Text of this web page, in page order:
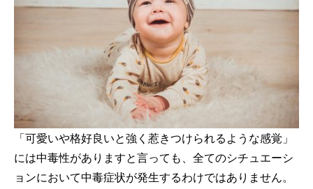
「可愛いや格好良いと強く惹きつけられるような感覚」
には中毒性がありますと言っても、全てのシチュエーシ
ョンにおいて中毒症状が発生するわけではありません。